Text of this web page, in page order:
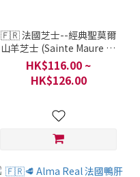
🇫🇷 法國芝士--經典聖莫爾
山羊芝士 (Sainte Maure de
Touraine) - AOC / CLub Des
Fromages / 盧瓦爾河谷 法
國 / 每 1 份 250克
HK$116.00 ~
HK$126.00